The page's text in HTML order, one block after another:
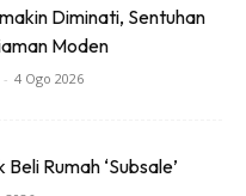
Diminati, Sentuhan
Moden
- 4 Ogo 2026
Rumah ‘Subsale’